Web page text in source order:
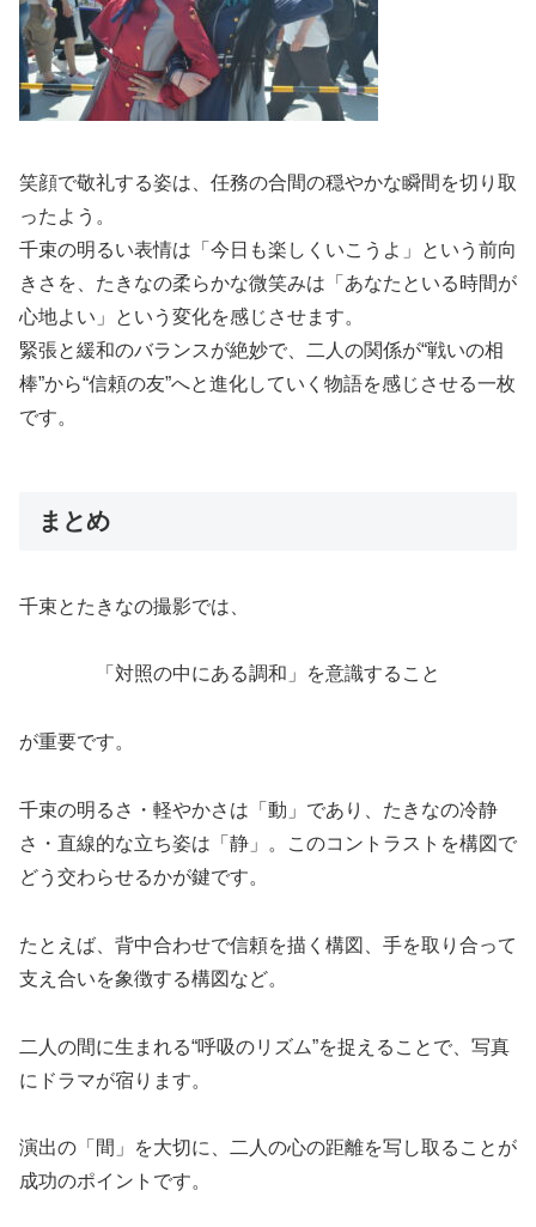
笑顔で敬礼する姿は、任務の合間の穏やかな瞬間を切り取
ったよう。
千束の明るい表情は「今日も楽しくいこうよ」という前向
きさを、たきなの柔らかな微笑みは「あなたといる時間が
心地よい」という変化を感じさせます。
緊張と緩和のバランスが絶妙で、二人の関係が“戦いの相
棒”から“信頼の友”へと進化していく物語を感じさせる一枚
です。
まとめ
千束とたきなの撮影では、
「対照の中にある調和」を意識すること
が重要です。
千束の明るさ・軽やかさは「動」であり、たきなの冷静
さ・直線的な立ち姿は「静」。このコントラストを構図で
どう交わらせるかが鍵です。
たとえば、背中合わせで信頼を描く構図、手を取り合って
支え合いを象徴する構図など。
二人の間に生まれる“呼吸のリズム”を捉えることで、写真
にドラマが宿ります。
演出の「間」を大切に、二人の心の距離を写し取ることが
成功のポイントです。